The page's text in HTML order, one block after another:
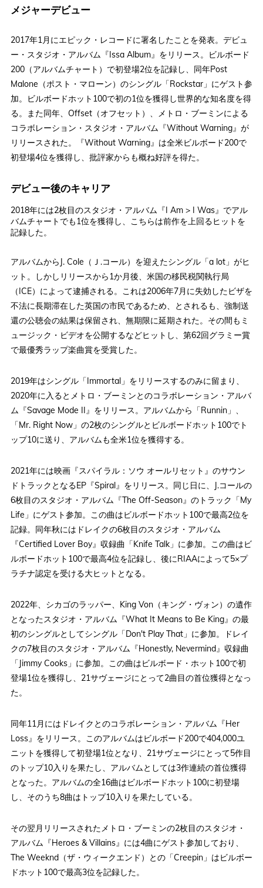
メジャーデビュー
2017年1月にエピック・レコードに署名したことを発表。デビュ
ー・スタジオ・アルバム『Issa Album』をリリース。ビルボード
200（アルバムチャート）で初登場2位を記録し、同年Post
Malone（ポスト・マローン）のシングル「Rockstar」にゲスト参
加。ビルボードホット100で初の1位を獲得し世界的な知名度を得
る。また同年、Offset（オフセット）、メトロ・ブーミンによる
コラボレーション・スタジオ・アルバム『Without Warning』が
リリースされた。『Without Warning』は全米ビルボード200で
初登場4位を獲得し、批評家からも概ね好評を得た。
デビュー後のキャリア
2018年には2枚目のスタジオ・アルバム『I Am > I Was』でアル
バムチャートでも1位を獲得し、こちらは前作を上回るヒットを
記録した。
アルバムからJ. Cole（Ｊ.コール）を迎えたシングル「a lot」がヒ
ット。しかしリリースから1か月後、米国の移民税関執行局
（ICE）によって逮捕される。これは2006年7月に失効したビザを
不法に長期滞在した英国の市民であるため、とされるも、強制送
還の公聴会の結果は保留され、無期限に延期された。その間もミ
ュージック・ビデオを公開するなどヒットし、第62回グラミー賞
で最優秀ラップ楽曲賞を受賞した。
2019年はシングル「Immortal」をリリースするのみに留まり、
2020年に入るとメトロ・ブーミンとのコラボレーション・アルバ
ム『Savage Mode II』をリリース。アルバムから「Runnin」、
「Mr. Right Now」の2枚のシングルとビルボードホット100でト
ップ10に送り、アルバムも全米1位を獲得する。
2021年には映画『スパイラル：ソウ オールリセット』のサウン
ドトラックとなるEP『Spiral』をリリース。同じ日に、J.コールの
6枚目のスタジオ・アルバム『The Off-Season』のトラック「My
Life」にゲスト参加。この曲はビルボードホット100で最高2位を
記録。同年秋にはドレイクの6枚目のスタジオ・アルバム
『Certified Lover Boy』収録曲「Knife Talk」に参加。この曲はビ
ルボードホット100で最高4位を記録し、後にRIAAによって5×プ
ラチナ認定を受ける大ヒットとなる。
2022年、シカゴのラッパー、King Von（キング・ヴォン）の遺作
となったスタジオ・アルバム『What It Means to Be King』の最
初のシングルとしてシングル「Don't Play That」に参加。ドレイ
クの7枚目のスタジオ・アルバム『Honestly, Nevermind』収録曲
「Jimmy Cooks」に参加。この曲はビルボード・ホット100で初
登場1位を獲得し、21サヴェージにとって2曲目の首位獲得となっ
た。
同年11月にはドレイクとのコラボレーション・アルバム『Her
Loss』をリリース。このアルバムはビルボード200で404,000ユ
ニットを獲得して初登場1位となり、21サヴェージにとって5作目
のトップ10入りを果たし、アルバムとしては3作連続の首位獲得
となった。アルバムの全16曲はビルボードホット100に初登場
し、そのうち8曲はトップ10入りを果たしている。
その翌月リリースされたメトロ・ブーミンの2枚目のスタジオ・
アルバム『Heroes & Villains』には4曲にゲスト参加しており、
The Weeknd（ザ・ウィークエンド）との「Creepin」はビルボー
ドホット100で最高3位を記録した。